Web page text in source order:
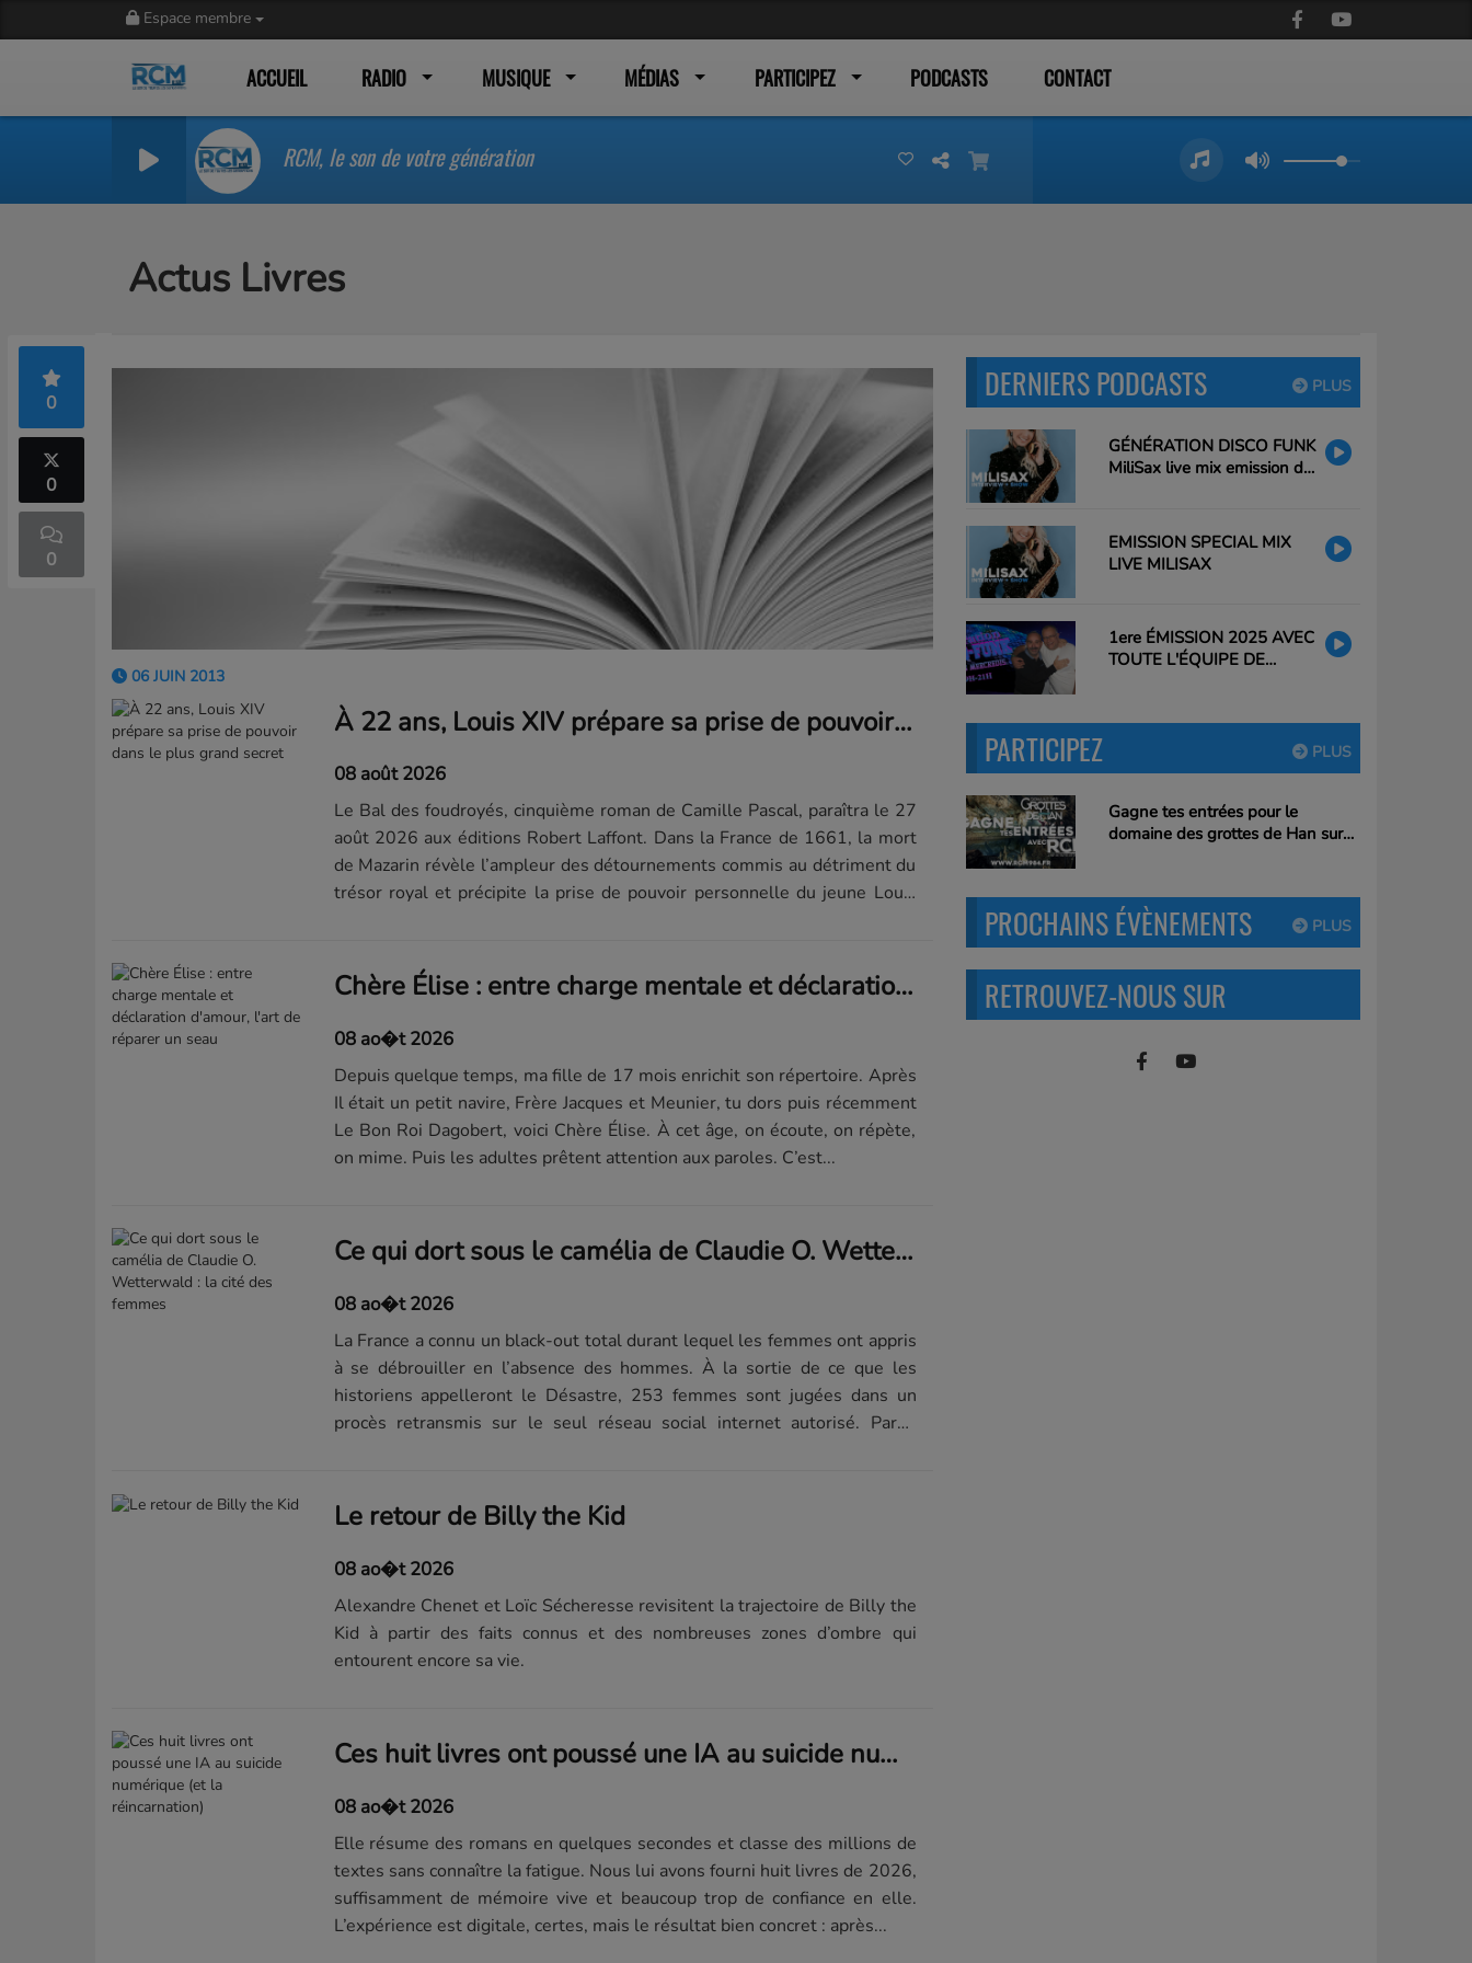
Espace membre
ACCUEIL RADIO MUSIQUE MÉDIAS PARTICIPEZ PODCASTS CONTACT
RCM, le son de votre génération
Actus Livres
0
0
0
06 JUIN 2013
À 22 ans, Louis XIV prépare sa prise de pouvoir dans le plus grand secret
08 août 2026
Le Bal des foudroyés, cinquième roman de Camille Pascal, paraîtra le 27
août 2026 aux éditions Robert Laffont. Dans la France de 1661, la mort
de Mazarin révèle l’ampleur des détournements commis au détriment du
trésor royal et précipite la prise de pouvoir personnelle du jeune Louis
Chère Élise : entre charge mentale et déclaration d'amour, l'art de réparer un seau
08 ao�t 2026
Depuis quelque temps, ma fille de 17 mois enrichit son répertoire. Après
Il était un petit navire, Frère Jacques et Meunier, tu dors puis récemment
Le Bon Roi Dagobert, voici Chère Élise. À cet âge, on écoute, on répète,
on mime. Puis les adultes prêtent attention aux paroles. C’est...
Ce qui dort sous le camélia de Claudie O. Wetterwald : la cité des femmes
08 ao�t 2026
La France a connu un black-out total durant lequel les femmes ont appris
à se débrouiller en l’absence des hommes. À la sortie de ce que les
historiens appelleront le Désastre, 253 femmes sont jugées dans un
procès retransmis sur le seul réseau social internet autorisé. Parmi
Le retour de Billy the Kid
08 ao�t 2026
Alexandre Chenet et Loïc Sécheresse revisitent la trajectoire de Billy the
Kid à partir des faits connus et des nombreuses zones d’ombre qui
entourent encore sa vie.
Ces huit livres ont poussé une IA au suicide numérique (et la réincarnation)
08 ao�t 2026
Elle résume des romans en quelques secondes et classe des millions de
textes sans connaître la fatigue. Nous lui avons fourni huit livres de 2026,
suffisamment de mémoire vive et beaucoup trop de confiance en elle.
L’expérience est digitale, certes, mais le résultat bien concret : après...
PLUS
DERNIERS PODCASTS
GÉNÉRATION DISCO FUNK
MiliSax live mix emission du
EMISSION SPECIAL MIX
LIVE MILISAX
1ere ÉMISSION 2025 AVEC
TOUTE L'ÉQUIPE DE
PLUS
PARTICIPEZ
Gagne tes entrées pour le
domaine des grottes de Han sur
PLUS
PROCHAINS ÉVÈNEMENTS
RETROUVEZ-NOUS SUR